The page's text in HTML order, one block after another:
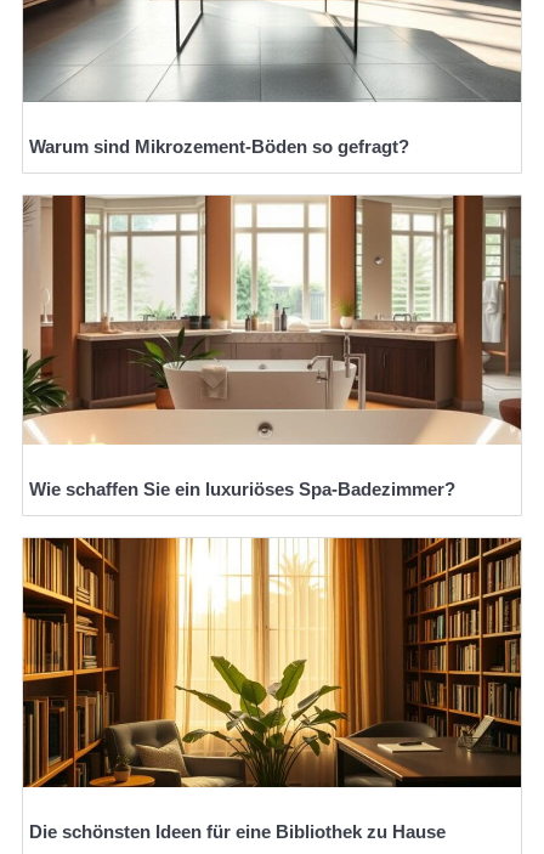
Warum sind Mikrozement-Böden so gefragt?
Wie schaffen Sie ein luxuriöses Spa-Badezimmer?
Die schönsten Ideen für eine Bibliothek zu Hause